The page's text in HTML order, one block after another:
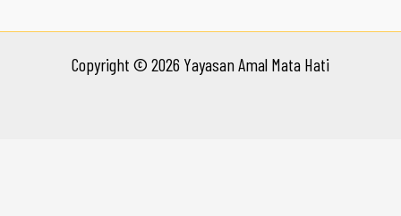
Copyright © 2026 Yayasan Amal Mata Hati